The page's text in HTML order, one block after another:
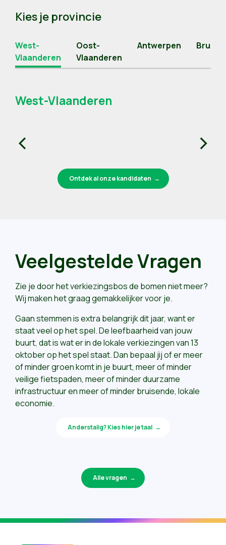
Kies je provincie
West-
Vlaanderen
Oost-
Vlaanderen
Antwerpen Brussel
West-Vlaanderen
‹ ›
Ontdek al onze kandidaten
Veelgestelde Vragen
Zie je door het verkiezingsbos de bomen niet meer?
Wij maken het graag gemakkelijker voor je.
Gaan stemmen is extra belangrijk dit jaar, want er
staat veel op het spel.De leefbaarheid van jouw
buurt, dat is wat er in de lokale verkiezingen van 13
oktober op het spel staat. Dan bepaal jij of er meer
of minder groen komt in je buurt, meer of minder
veilige fietspaden, meer of minder duurzame
infrastructuur en meer of minder bruisende, lokale
economie.
Anderstalig? Kies hier je taal
Alle vragen